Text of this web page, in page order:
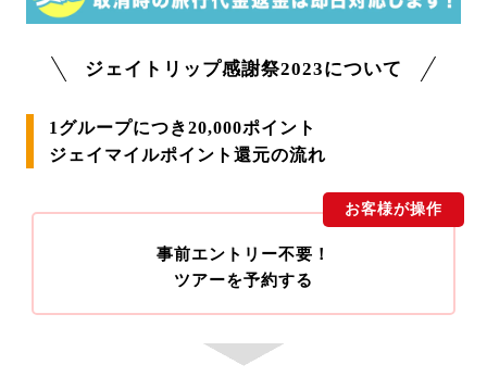
ジェイトリップ感謝祭2023について
1グループにつき20,000ポイント
ジェイマイルポイント還元の流れ
お客様が操作
事前エントリー不要！
ツアーを予約する